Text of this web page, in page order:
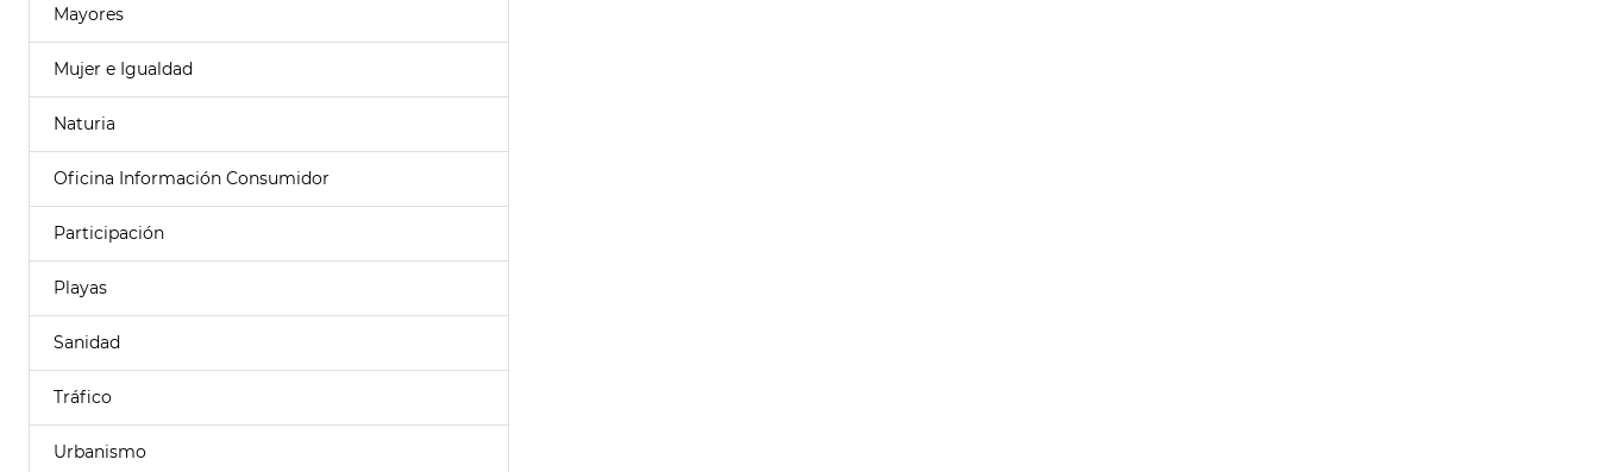
Mayores
Mujer e Igualdad
Naturia
Oficina Información Consumidor
Participación
Playas
Sanidad
Tráfico
Urbanismo